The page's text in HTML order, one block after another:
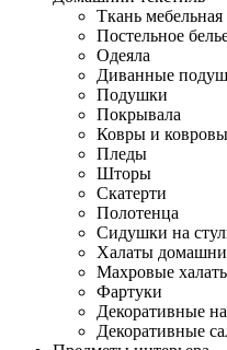
Ткань мебельная
Постельное
Одеяла
Диванные
Подушки
Покрывала
Ковры и
Пледы
Шторы
Скатерти
Полотенца
Сидушки на
Халаты
Махровые
Фартуки
Декоративные
Декоративные